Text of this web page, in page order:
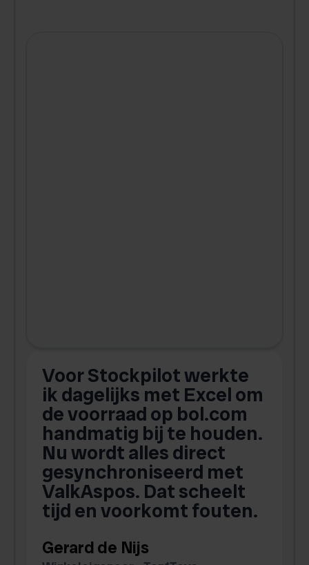
Voor Stockpilot werkte
ik dagelijks met Excel om
de voorraad op bol.com
handmatig bij te houden.
Nu wordt alles direct
gesynchroniseerd met
ValkAspos. Dat scheelt
tijd en voorkomt fouten.
Gerard de Nijs